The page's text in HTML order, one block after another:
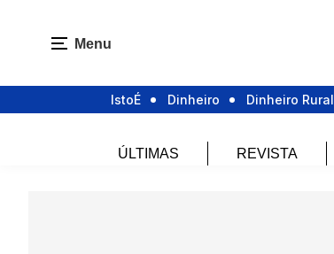
Menu
IstoÉ Dinheiro Dinheiro Rural
ÚLTIMAS REVISTA